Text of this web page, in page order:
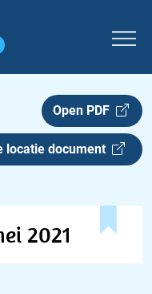
Open PDF
locatie document
2021